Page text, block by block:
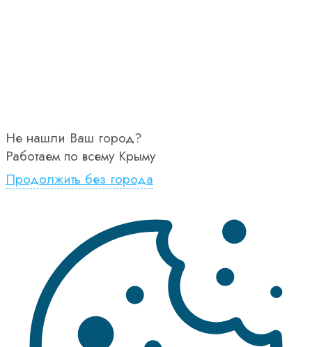
Не нашли Ваш город?
Работаем по всему Крыму
Продолжить без города